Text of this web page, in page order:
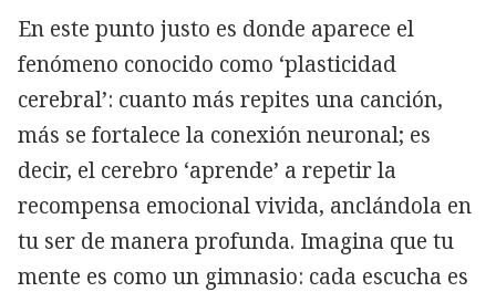
En este punto justo es donde aparece el
fenómeno conocido como ‘plasticidad
cerebral’: cuanto más repites una canción,
más se fortalece la conexión neuronal; es
decir, el cerebro ‘aprende’ a repetir la
recompensa emocional vivida, anclándola en
tu ser de manera profunda. Imagina que tu
mente es como un gimnasio: cada escucha es